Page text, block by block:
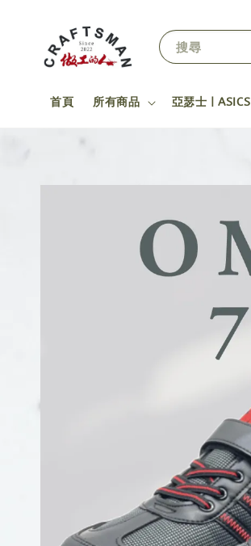
搜尋
首頁 所有商品 亞瑟士 | ASICS